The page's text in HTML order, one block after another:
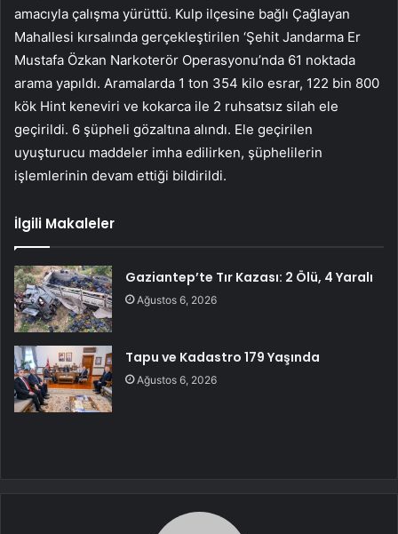
amacıyla çalışma yürüttü. Kulp ilçesine bağlı Çağlayan
Mahallesi kırsalında gerçekleştirilen ‘Şehit Jandarma Er
Mustafa Özkan Narkoterör Operasyonu’nda 61 noktada
arama yapıldı. Aramalarda 1 ton 354 kilo esrar, 122 bin 800
kök Hint keneviri ve kokarca ile 2 ruhsatsız silah ele
geçirildi. 6 şüpheli gözaltına alındı. Ele geçirilen
uyuşturucu maddeler imha edilirken, şüphelilerin
işlemlerinin devam ettiği bildirildi.
İlgili Makaleler
Gaziantep’te Tır Kazası: 2 Ölü, 4 Yaralı
Ağustos 6, 2026
Tapu ve Kadastro 179 Yaşında
Ağustos 6, 2026